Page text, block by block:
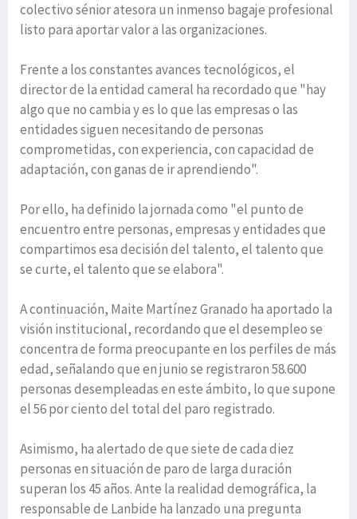
colectivo sénior atesora un inmenso bagaje profesional
listo para aportar valor a las organizaciones.
Frente a los constantes avances tecnológicos, el
director de la entidad cameral ha recordado que "hay
algo que no cambia y es lo que las empresas o las
entidades siguen necesitando de personas
comprometidas, con experiencia, con capacidad de
adaptación, con ganas de ir aprendiendo".
Por ello, ha definido la jornada como "el punto de
encuentro entre personas, empresas y entidades que
compartimos esa decisión del talento, el talento que
se curte, el talento que se elabora".
A continuación, Maite Martínez Granado ha aportado la
visión institucional, recordando que el desempleo se
concentra de forma preocupante en los perfiles de más
edad, señalando que en junio se registraron 58.600
personas desempleadas en este ámbito, lo que supone
el 56 por ciento del total del paro registrado.
Asimismo, ha alertado de que siete de cada diez
personas en situación de paro de larga duración
superan los 45 años. Ante la realidad demográfica, la
responsable de Lanbide ha lanzado una pregunta